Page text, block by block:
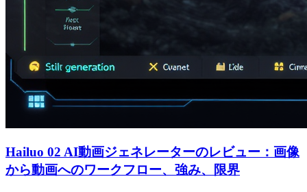
Hailuo 02 AI動画ジェネレーターのレビュー：画像
から動画へのワークフロー、強み、限界